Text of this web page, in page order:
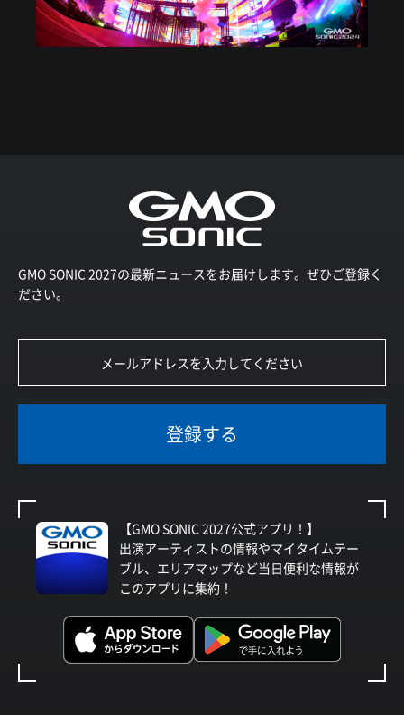
GMO SONIC 2027の最新ニュースをお届けします。ぜひご登録く
ださい。
登録する
【GMO SONIC 2027公式アプリ！】
出演アーティストの情報やマイタイムテー
ブル、エリアマップなど当日便利な情報が
このアプリに集約！